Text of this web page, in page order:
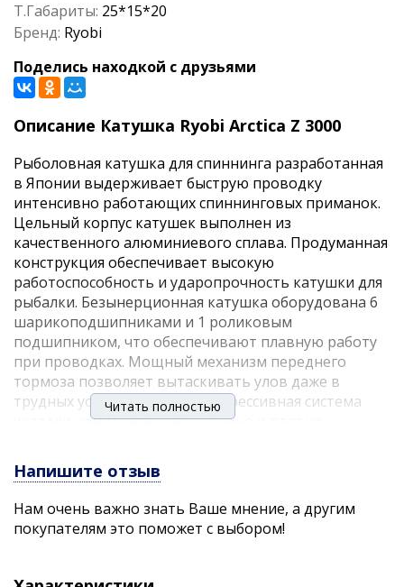
Т.Габариты: 25*15*20
Бренд: Ryobi
Поделись находкой с друзьями
Описание Катушка Ryobi Arctica Z 3000
Рыболовная катушка для спиннинга разработанная
в Японии выдерживает быструю проводку
интенсивно работающих спиннинговых приманок.
Цельный корпус катушек выполнен из
качественного алюминиевого сплава. Продуманная
конструкция обеспечивает высокую
работоспособность и ударопрочность катушки для
рыбалки. Безынерционная катушка оборудована 6
шарикоподшипниками и 1 роликовым
подшипником, что обеспечивают плавную работу
при проводках. Мощный механизм переднего
тормоза позволяет вытаскивать улов даже в
трудных условиях ловли. Прогрессивная система
укладки наматывает леску ровно и плотно.
правосторонней установки делает процесс
рыбалки максимально комфортным. Рукоять
вкручивается в главную пару. Систему автореверса
можно переключить для работы катушки в другую
сторону. Запасная шпуля отсутствует.
Читать полностью
Напишите отзыв
Нам очень важно знать Ваше мнение, а другим
покупателям это поможет с выбором!